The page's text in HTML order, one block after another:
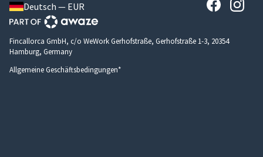
Deutsch — EUR
Fincallorca GmbH, c/o WeWork Gerhofstraße, Gerhofstraße 1-3, 20354
Hamburg, Germany
Allgemeine Geschäftsbedingungen*